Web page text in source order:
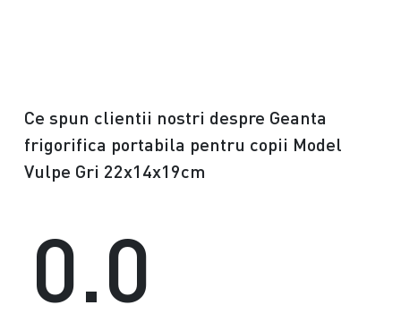
Ce spun clientii nostri despre Geanta
frigorifica portabila pentru copii Model
Vulpe Gri 22x14x19cm
0.0